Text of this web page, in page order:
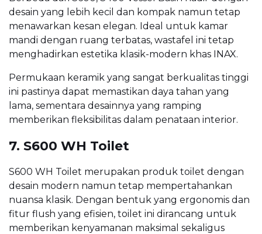
desain yang lebih kecil dan kompak namun tetap
menawarkan kesan elegan. Ideal untuk kamar
mandi dengan ruang terbatas, wastafel ini tetap
menghadirkan estetika klasik-modern khas INAX.
Permukaan keramik yang sangat berkualitas tinggi
ini pastinya dapat memastikan daya tahan yang
lama, sementara desainnya yang ramping
memberikan fleksibilitas dalam penataan interior.
7. S600 WH Toilet
S600 WH Toilet merupakan produk toilet dengan
desain modern namun tetap mempertahankan
nuansa klasik. Dengan bentuk yang ergonomis dan
fitur flush yang efisien, toilet ini dirancang untuk
memberikan kenyamanan maksimal sekaligus